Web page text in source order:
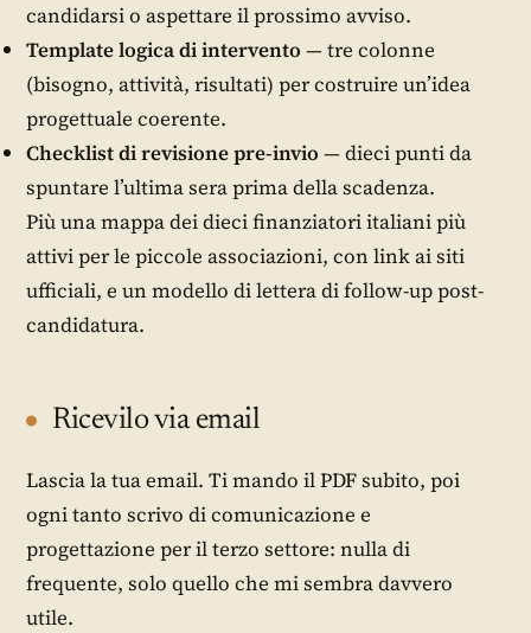
candidarsi o aspettare il prossimo avviso.
Template logica di intervento — tre colonne
(bisogno, attività, risultati) per costruire un’idea
progettuale coerente.
Checklist di revisione pre-invio — dieci punti da
spuntare l’ultima sera prima della scadenza.
Più una mappa dei dieci finanziatori italiani più
attivi per le piccole associazioni, con link ai siti
ufficiali, e un modello di lettera di follow-up post-
candidatura.
Ricevilo via email
Lascia la tua email. Ti mando il PDF subito, poi
ogni tanto scrivo di comunicazione e
progettazione per il terzo settore: nulla di
frequente, solo quello che mi sembra davvero
utile.